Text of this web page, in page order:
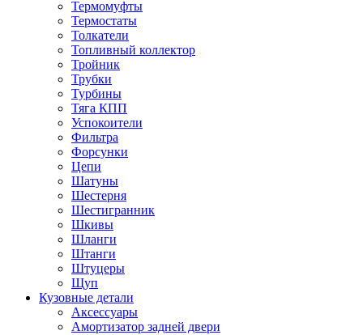
Термомуфты
Термостаты
Толкатели
Топливный коллектор
Тройник
Трубки
Турбины
Тяга КПП
Успокоители
Фильтра
Форсунки
Цепи
Шатуны
Шестерня
Шестигранник
Шкивы
Шланги
Штанги
Штуцеры
Щуп
Кузовные детали
Аксессуары
Амортизатор задней двери